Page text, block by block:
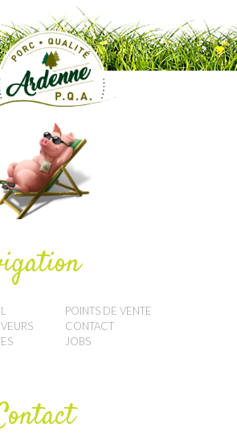
POINTS DE VENTE
CONTACT
JOBS